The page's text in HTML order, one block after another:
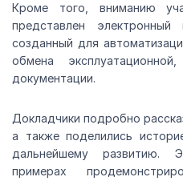
Кроме того, вниманию
представлен электронный
созданный для
обмена
документации.
Докладчики подробно
а также поделились
дальнейшему развитию.
примерах